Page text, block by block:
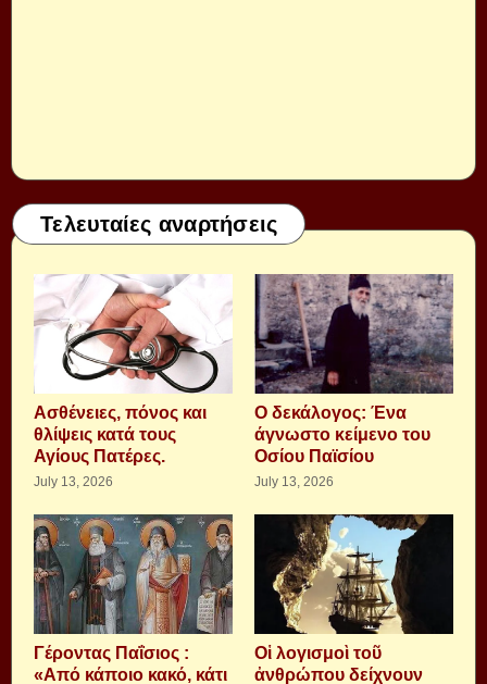
Τελευταίες αναρτήσεις
Aσθένειες, πόνος και
θλίψεις κατά τους
Αγίους Πατέρες.
July 13, 2026
Ο δεκάλογος: Ένα
άγνωστο κείμενο του
Οσίου Παϊσίου
July 13, 2026
Γέροντας Παΐσιος :
«Από κάποιο κακό, κάτι
Οἱ λογισμοὶ τοῦ
ἀνθρώπου δείχνουν